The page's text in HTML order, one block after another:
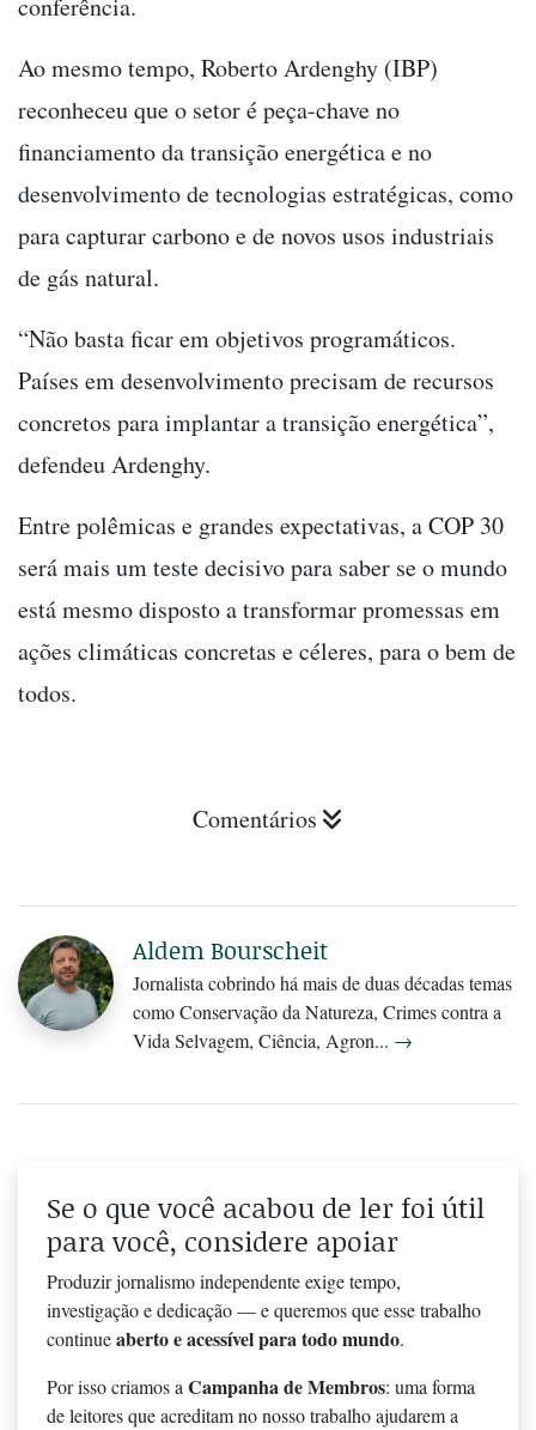
conferência.
Ao mesmo tempo, Roberto Ardenghy (IBP)
reconheceu que o setor é peça-chave no
financiamento da transição energética e no
desenvolvimento de tecnologias estratégicas, como
para capturar carbono e de novos usos industriais
de gás natural.
“Não basta ficar em objetivos programáticos.
Países em desenvolvimento precisam de recursos
concretos para implantar a transição energética”,
defendeu Ardenghy.
Entre polêmicas e grandes expectativas, a COP 30
será mais um teste decisivo para saber se o mundo
está mesmo disposto a transformar promessas em
ações climáticas concretas e céleres, para o bem de
todos.
Comentários
Aldem Bourscheit
Jornalista cobrindo há mais de duas décadas temas
como Conservação da Natureza, Crimes contra a
Vida Selvagem, Ciência, Agron... →
Se o que você acabou de ler foi útil
para você, considere apoiar
Produzir jornalismo independente exige tempo,
investigação e dedicação — e queremos que esse trabalho
continueaberto e acessível para todo mundo.
Por isso criamos aCampanha de Membros: uma forma
de leitores que acreditam no nosso trabalho ajudarem a